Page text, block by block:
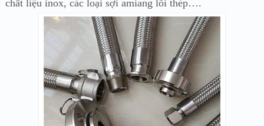
chất liệu inox, các loại sợi amiang lõi thép….